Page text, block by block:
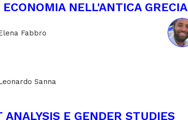
NELL'ANTICA GRECIA
Fabbro
Sanna
E GENDER STUDIES